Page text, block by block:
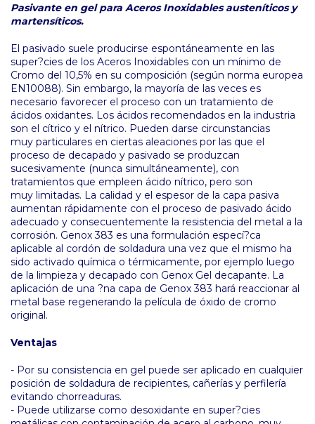
Pasivante en gel para Aceros Inoxidables austeníticos y
martensíticos.
El pasivado suele producirse espontáneamente en las
super?cies de los Aceros Inoxidables con un mínimo de
Cromo del 10,5% en su composición (según norma europea
EN10088). Sin embargo, la mayoría de las veces es
necesario favorecer el proceso con un tratamiento de
ácidos oxidantes. Los ácidos recomendados en la industria
son el cítrico y el nítrico. Pueden darse circunstancias
muy particulares en ciertas aleaciones por las que el
proceso de decapado y pasivado se produzcan
sucesivamente (nunca simultáneamente), con
tratamientos que empleen ácido nítrico, pero son
muy limitadas. La calidad y el espesor de la capa pasiva
aumentan rápidamente con el proceso de pasivado ácido
adecuado y consecuentemente la resistencia del metal a la
corrosión. Genox 383 es una formulación especí?ca
aplicable al cordón de soldadura una vez que el mismo ha
sido activado química o térmicamente, por ejemplo luego
de la limpieza y decapado con Genox Gel decapante. La
aplicación de una ?na capa de Genox 383 hará reaccionar al
metal base regenerando la película de óxido de cromo
original.
Ventajas
- Por su consistencia en gel puede ser aplicado en cualquier
posición de soldadura de recipientes, cañerías y perfilería
evitando chorreaduras.
- Puede utilizarse como desoxidante en super?cies